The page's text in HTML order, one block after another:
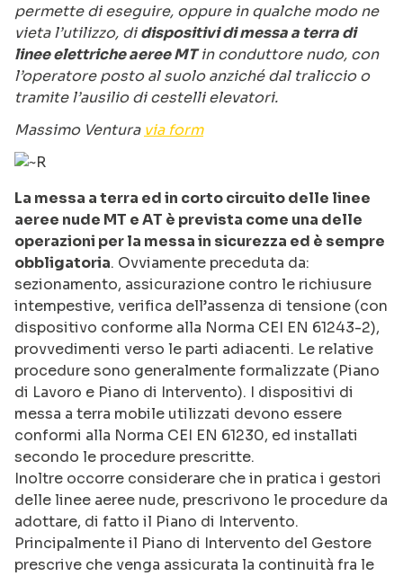
permette di eseguire, oppure in qualche modo ne
vieta l’utilizzo, didispositivi di messa a terra di
linee elettriche aeree MTin conduttore nudo, con
l’operatore posto al suolo anziché dal traliccio o
tramite l’ausilio di cestelli elevatori.
Massimo Ventura via form
La messa a terra ed in corto circuito delle linee
aeree nude MT e AT è prevista come una delle
operazioni per la messa in sicurezza ed è sempre
obbligatoria. Ovviamente preceduta da:
sezionamento, assicurazione contro le richiusure
intempestive, verifica dell’assenza di tensione (con
dispositivo conforme alla Norma CEI EN 61243-2),
provvedimenti verso le parti adiacenti. Le relative
procedure sono generalmente formalizzate (Piano
di Lavoro e Piano di Intervento). I dispositivi di
messa a terra mobile utilizzati devono essere
conformi alla Norma CEI EN 61230, ed installati
secondo le procedure prescritte.
Inoltre occorre considerare che in pratica i gestori
delle linee aeree nude, prescrivono le procedure da
adottare, di fatto il Piano di Intervento.
Principalmente il Piano di Intervento del Gestore
prescrive che venga assicurata la continuità fra le